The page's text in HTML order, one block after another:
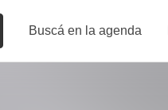
Buscá en la agenda